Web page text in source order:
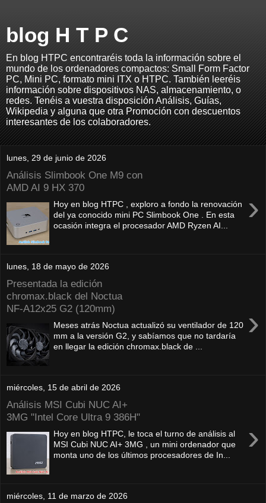
blog H T P C
En blog HTPC encontraréis toda la información sobre el
mundo de los ordenadores compactos: Small Form Factor
PC, Mini PC, formato mini ITX o HTPC. También leeréis
información sobre dispositivos NAS, almacenamiento, o
redes. Tenéis a vuestra disposición Análisis, Guías,
Wikipedia y alguna que otra Promoción con descuentos
interesantes de los colaboradores.
lunes, 29 de junio de 2026
Análisis Slimbook One M9 con
AMD AI 9 HX 370
›
Hoy en blog HTPC , exploro a fondo la renovación
del ya conocido mini PC Slimbook One . En esta
ocasión integra el procesador AMD Ryzen AI...
lunes, 18 de mayo de 2026
Presentada la edición
chromax.black del Noctua
NF‑A12x25 G2 (120mm)
›
Meses atrás Noctua actualizó su ventilador de 120
mm a la versión G2, y sabíamos que no tardaría
en llegar la edición chromax.black de ...
miércoles, 15 de abril de 2026
Análisis MSI Cubi NUC AI+
3MG "Intel Core Ultra 9 386H"
›
Hoy en blog HTPC, le toca el turno de análisis al
MSI Cubi NUC AI+ 3MG , un mini ordenador que
monta uno de los últimos procesadores de In...
miércoles, 11 de marzo de 2026